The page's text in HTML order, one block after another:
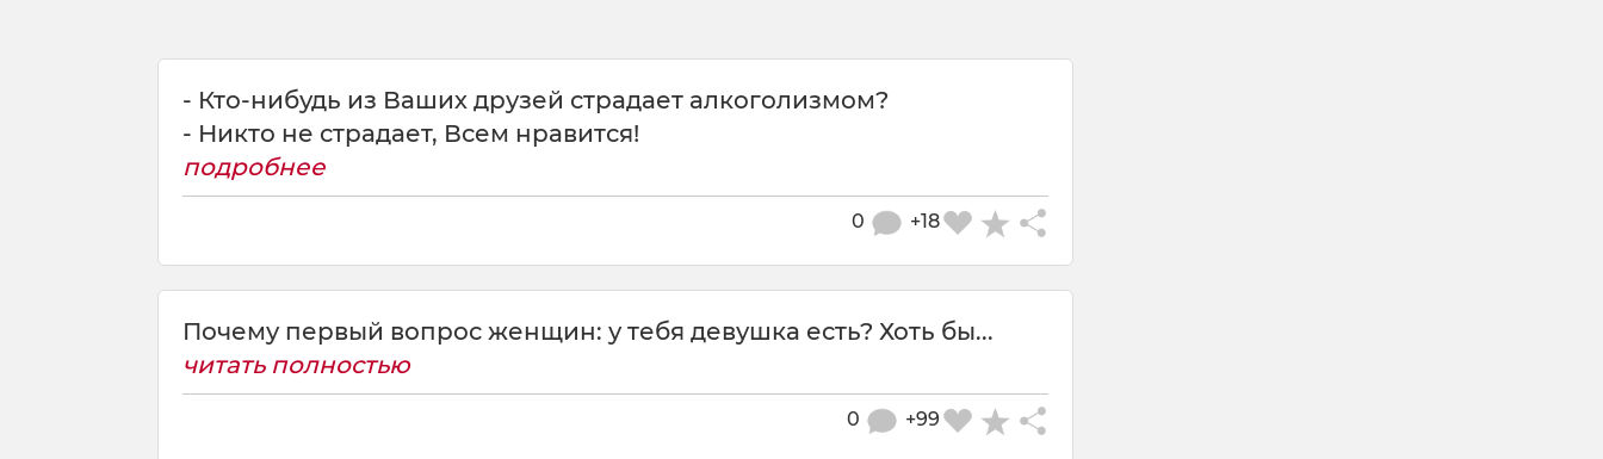
- Кто-нибудь из Ваших друзей страдает алкоголизмом?
- Никто не страдает, Всем нравится!
подробнее
+18
0
Почему первый вопрос женщин: у тебя девушка есть? Хоть бы...
читать полностью
+99
0